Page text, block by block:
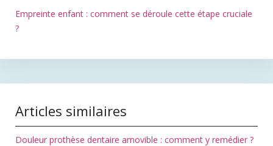
Empreinte enfant : comment se déroule cette étape cruciale
?
Articles similaires
Douleur prothèse dentaire amovible : comment y remédier ?